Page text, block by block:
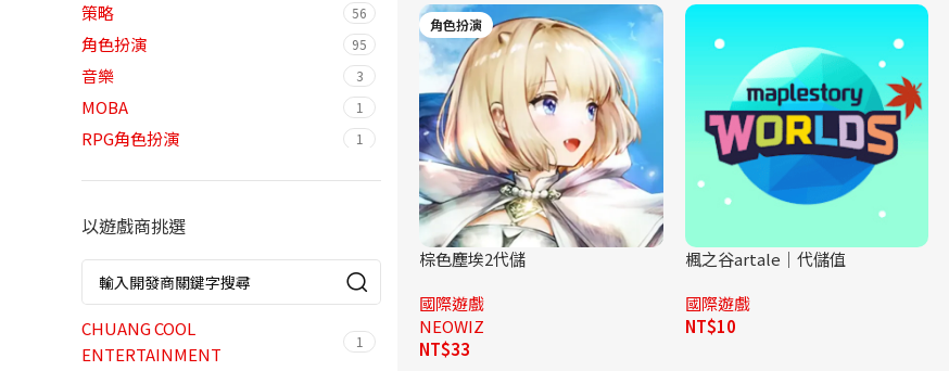
策略 56
角色扮演 95
音樂 3
MOBA 1
RPG角色扮演 1
卡牌
多人競技 1
射擊 5
文字 1
桌遊 3
以遊戲商挑選
CHUANG COOL
ENTERTAINMENT
1
角色扮演
棕色塵埃2代儲
國際遊戲
NEOWIZ
NT$33
楓之谷artale｜代儲值
國際遊戲
NT$10